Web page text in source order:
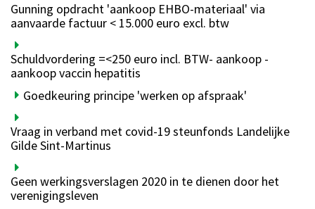
Gunning opdracht 'aankoop EHBO-materiaal' via
aanvaarde factuur < 15.000 euro excl. btw
Schuldvordering =<250 euro incl. BTW- aankoop -
aankoop vaccin hepatitis
Goedkeuring principe 'werken op afspraak'
Vraag in verband met covid-19 steunfonds Landelijke
Gilde Sint-Martinus
Geen werkingsverslagen 2020 in te dienen door het
verenigingsleven